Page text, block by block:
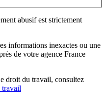
abusif est strictement
informations inexactes ou une
de votre agence France
droit du travail, consultez
travail